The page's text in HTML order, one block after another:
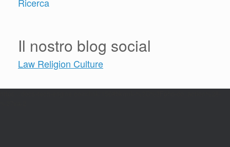
Il nostro blog social
Law Religion Culture